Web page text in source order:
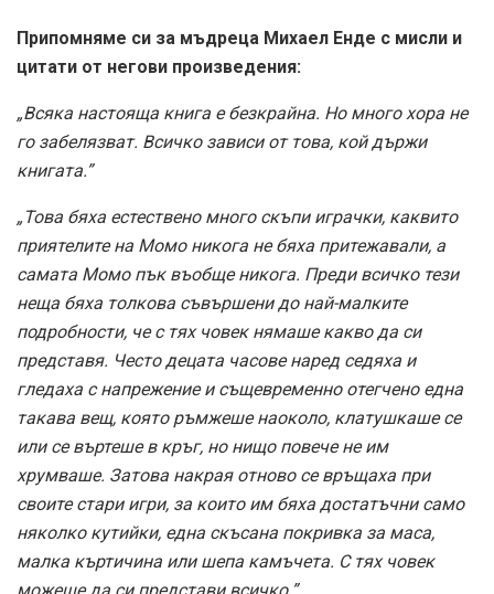
Припомняме си за мъдреца Михаел Енде с мисли и
цитати от негови произведения:
„Всяка настояща книга е безкрайна. Но много хора не
го забелязват. Всичко зависи от това, кой държи
книгата.”
„Това бяха естествено много скъпи играчки, каквито
приятелите на Момо никога не бяха притежавали, а
самата Момо пък въобще никога. Преди всичко тези
неща бяха толкова съвършени до най-малките
подробности, че с тях човек нямаше какво да си
представя. Често децата часове наред седяха и
гледаха с напрежение и същевременно отегчено една
такава вещ, която ръмжеше наоколо, клатушкаше се
или се въртеше в кръг, но нищо повече не им
хрумваше. Затова накрая отново се връщаха при
своите стари игри, за които им бяха достатъчни само
няколко кутийки, една скъсана покривка за маса,
малка къртичина или шепа камъчета. С тях човек
можеше да си представи всичко.”